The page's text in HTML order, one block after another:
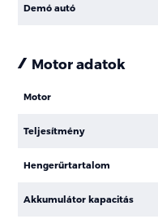
Demó autó
Motor adatok
Motor
Teljesítmény
Hengerűrtartalom
Akkumulátor kapacitás